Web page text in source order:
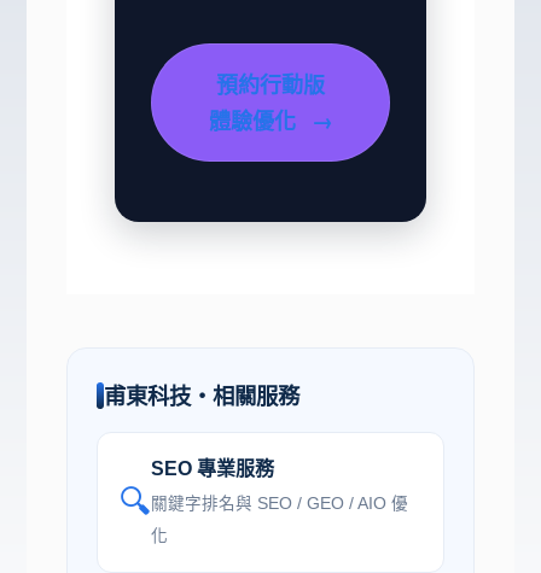
預約行動版
體驗優化 →
甫東科技・相關服務
🔍
SEO 專業服務
關鍵字排名與 SEO / GEO / AIO 優
化